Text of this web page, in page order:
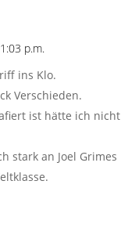
p.m.
ins Klo.
Verschieden.
ist hätte ich nicht
stark an Joel Grimes